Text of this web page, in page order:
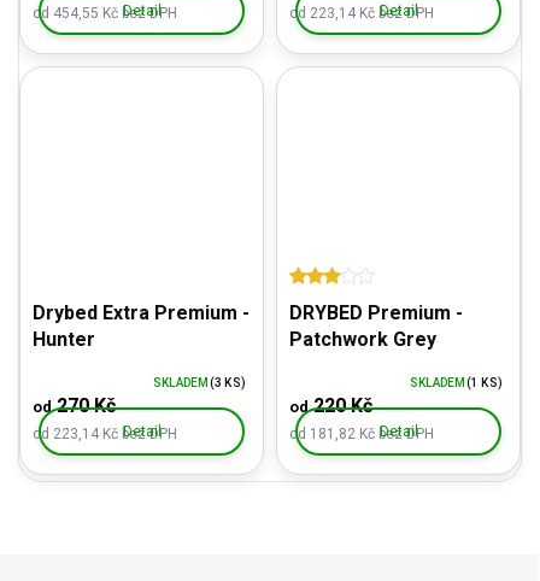
od 454,55 Kč bez DPH
Detail od 223,14 Kč bez DPH
Detail
Drybed Extra Premium -
Hunter
od 223,14 Kč bez DPH
od270 Kč
SKLADEM (3 KS)
Detail
DRYBED Premium -
Patchwork Grey
od 181,82 Kč bez DPH
od220 Kč
SKLADEM (1 KS)
Detail